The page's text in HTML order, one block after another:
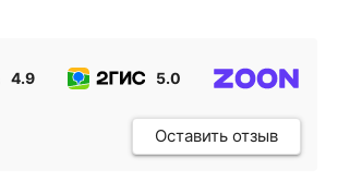
4.9 5.0
Оставить отзыв